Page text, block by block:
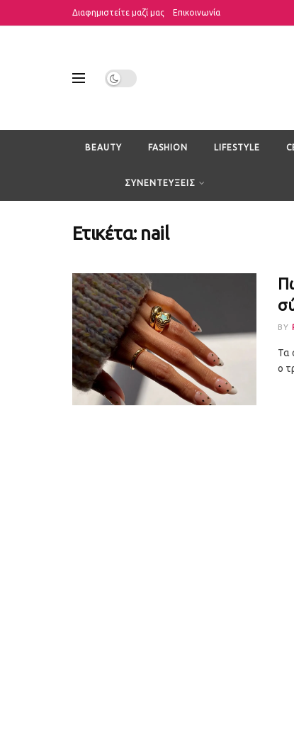
Διαφημιστείτε μαζί μας Επικοινωνία
BEAUTY FASHION LIFESTYLE
ΣΥΝΕΝΤΕΥΞΕΙΣ
Ετικέτα: nail
BY
Τα
ο